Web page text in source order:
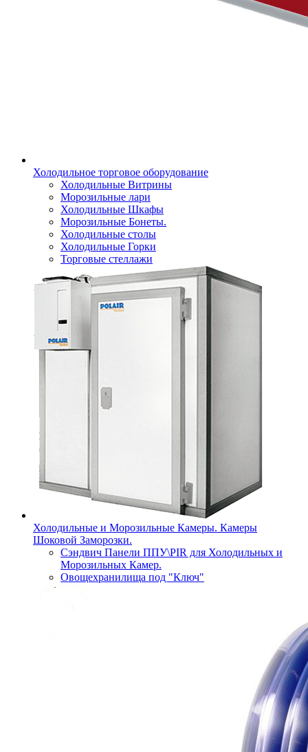
Холодильное торговое оборудование
Холодильные Витрины
Морозильные лари
Холодильные Шкафы
Морозильные Бонеты.
Холодильные столы
Холодильные Горки
Торговые стеллажи
Холодильные и Морозильные Камеры. Камеры
Шоковой Заморозки.
Сэндвич Панели ППУ\PIR для Холодильных и
Морозильных Камер.
Овощехранилища под "Ключ"